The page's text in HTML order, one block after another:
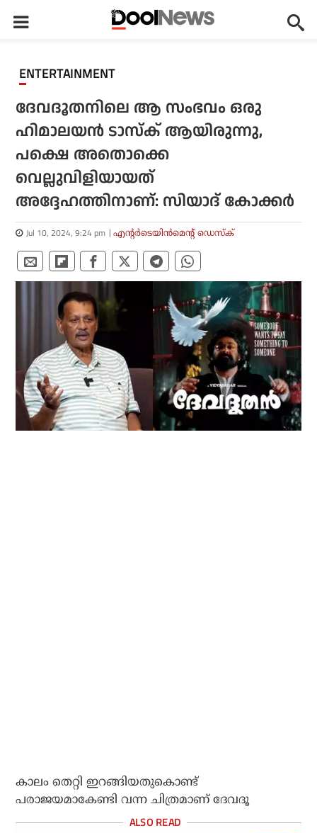
ENTERTAINMENT
ദേവദൂതനിലെ ആ സംഭവം ഒരു
ഹിമാലയൻ ടാസ്ക് ആയിരുന്നു,
പക്ഷെ അതൊക്കെ
വെല്ലുവിളിയായത്
അദ്ദേഹത്തിനാണ്: സിയാദ് കോക്കർ
Jul 10, 2024, 9:24 pm എന്റര്‍ടെയിന്‍മെന്റ് ഡെസ്‌ക്
കാലം തെറ്റി ഇറങ്ങിയതുകൊണ്ട്
പരാജയമാകേണ്ടി വന്ന ചിത്രമാണ് ദേവദൂ